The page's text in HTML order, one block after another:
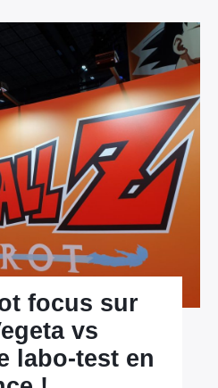
focus sur
vs
labo-test en